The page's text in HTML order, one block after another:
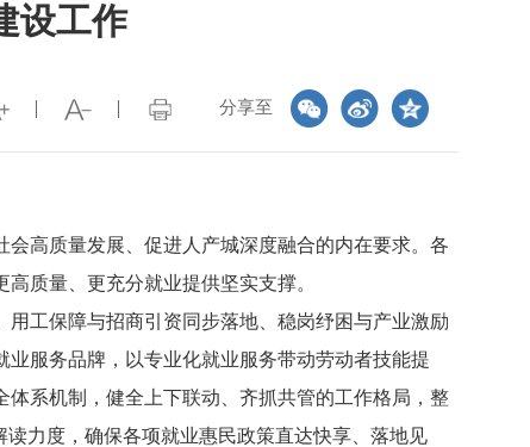
设工作
分享至
高质量发展、促进人产城深度融合的内在要求。各
质量、更充分就业提供坚实支撑。
工保障与招商引资同步落地、稳岗纾困与产业激励
服务品牌，以专业化就业服务带动劳动者技能提
系机制，健全上下联动、齐抓共管的工作格局，整
力度，确保各项就业惠民政策直达快享、落地见